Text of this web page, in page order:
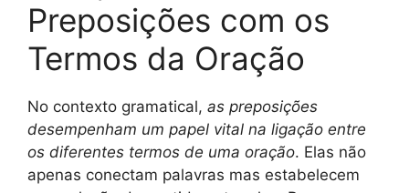
Preposições com os
Termos da Oração
No contexto gramatical, as preposições
desempenham um papel vital na ligação entre
os diferentes termos de uma oração. Elas não
apenas conectam palavras mas estabelecem